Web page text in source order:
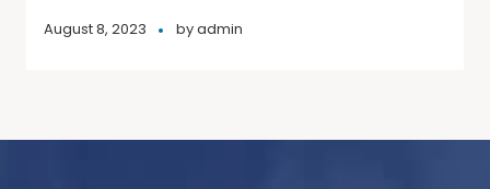
August 8, 2023 byadmin